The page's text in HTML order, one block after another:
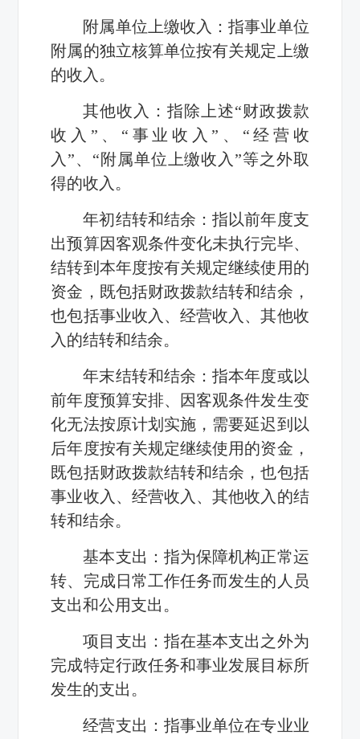
附属单位上缴收入：指事业单位
附属的独立核算单位按有关规定上缴
的收入。
其他收入：指除上述“财政拨款
收入”、“事业收入”、“经营收
入”、“附属单位上缴收入”等之外取
得的收入。
年初结转和结余：指以前年度支
出预算因客观条件变化未执行完毕、
结转到本年度按有关规定继续使用的
资金，既包括财政拨款结转和结余，
也包括事业收入、经营收入、其他收
入的结转和结余。
年末结转和结余：指本年度或以
前年度预算安排、因客观条件发生变
化无法按原计划实施，需要延迟到以
后年度按有关规定继续使用的资金，
既包括财政拨款结转和结余，也包括
事业收入、经营收入、其他收入的结
转和结余。
基本支出：指为保障机构正常运
转、完成日常工作任务而发生的人员
支出和公用支出。
项目支出：指在基本支出之外为
完成特定行政任务和事业发展目标所
发生的支出。
经营支出：指事业单位在专业业